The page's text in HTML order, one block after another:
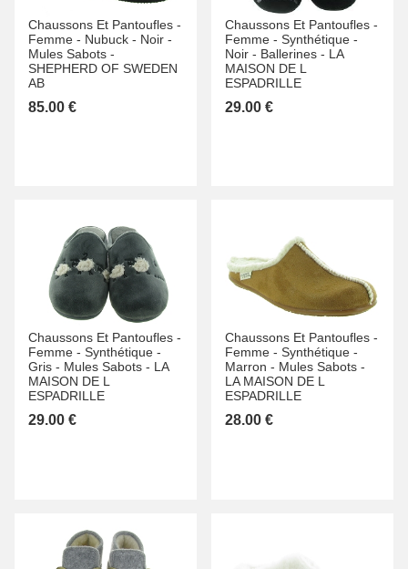
Chaussons Et Pantoufles -
Femme - Nubuck - Noir -
Mules Sabots -
SHEPHERD OF SWEDEN
AB
85.00 €
Chaussons Et Pantoufles -
Femme - Synthétique -
Noir - Ballerines - LA
MAISON DE L
ESPADRILLE
29.00 €
Chaussons Et Pantoufles -
Femme - Synthétique -
Gris - Mules Sabots - LA
MAISON DE L
ESPADRILLE
29.00 €
Chaussons Et Pantoufles -
Femme - Synthétique -
Marron - Mules Sabots -
LA MAISON DE L
ESPADRILLE
28.00 €